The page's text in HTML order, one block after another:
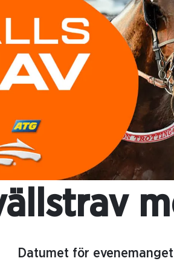
Datumet för